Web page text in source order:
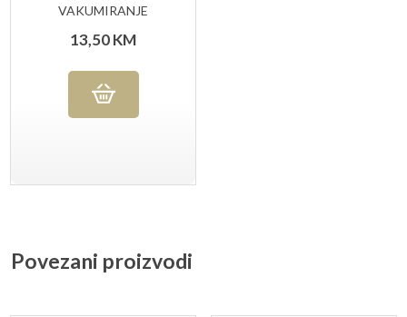
VAKUMIRANJE
20X30 CM, 5O KOM
13,50KM
Povezani proizvodi